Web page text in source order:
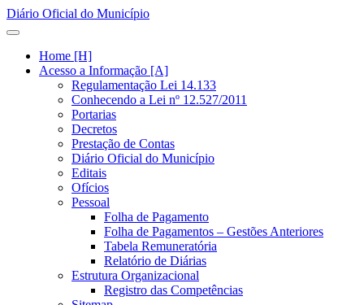
Diário Oficial do Município
Home [H]
Acesso a Informação [A]
Regulamentação Lei 14.133
Conhecendo a Lei nº 12.527/2011
Portarias
Decretos
Prestação de Contas
Diário Oficial do Município
Editais
Ofícios
Pessoal
Folha de Pagamento
Folha de Pagamentos – Gestões Anteriores
Tabela Remuneratória
Relatório de Diárias
Estrutura Organizacional
Registro das Competências